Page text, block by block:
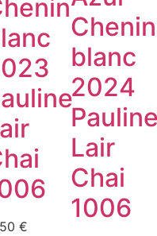
€
Chenin
blanc
2024
Lair
Chai
1006